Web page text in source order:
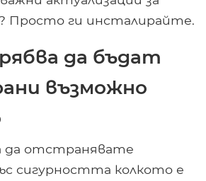
Просто ги инсталирайте.
да бъдат
възможно
да отстранявате
сигурността колкото е